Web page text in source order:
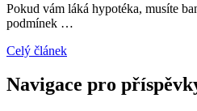
Pokud vám láká hypotéka, musíte
podmínek …
Celý článek
Navigace pro